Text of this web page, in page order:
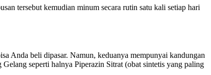
tersebut kemudian minum secara rutin satu kali setiap hari
Anda beli dipasar. Namun, keduanya mempunyai kandungan
seperti halnya Piperazin Sitrat (obat sintetis yang paling